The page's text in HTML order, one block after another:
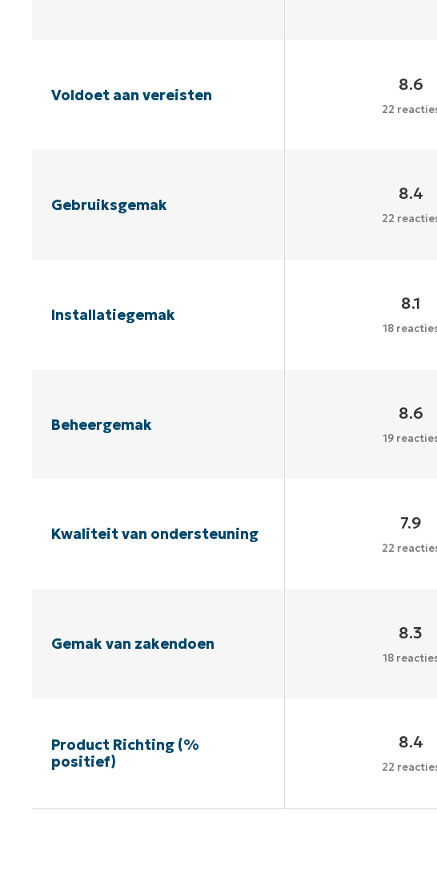
Voldoet aan vereisten
8.6
22
Gebruiksgemak
8.4
22
Installatiegemak
8.1
18
Beheergemak
8.6
19
Kwaliteit van ondersteuning
7.9
22
Gemak van zakendoen
8.3
18
Product Richting (%
positief)
8.4
22